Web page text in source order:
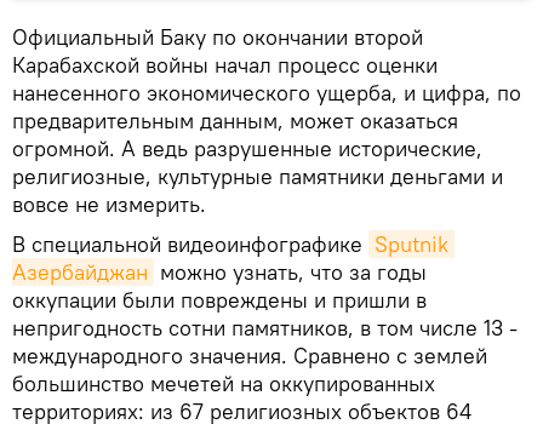
Официальный Баку по окончании второй
Карабахской войны начал процесс оценки
нанесенного экономического ущерба, и цифра, по
предварительным данным, может оказаться
огромной. А ведь разрушенные исторические,
религиозные, культурные памятники деньгами и
вовсе не измерить.
В специальной видеоинфографике Sputnik
Азербайджан можно узнать, что за годы
оккупации были повреждены и пришли в
непригодность сотни памятников, в том числе 13 -
международного значения. Сравнено с землей
большинство мечетей на оккупированных
территориях: из 67 религиозных объектов 64